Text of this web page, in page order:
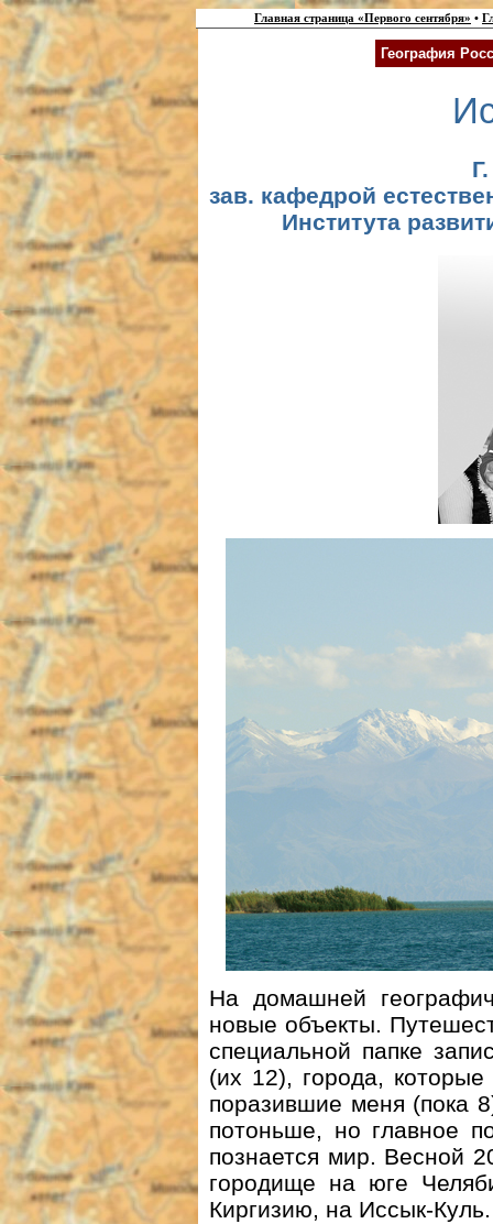
Главная страница «Первого сентября» •
География
зав. кафедрой
Института
На домашней
новые объекты.
специальной папке
(их 12), города,
поразившие меня (пока
потоньше, но главное
познается мир. Весной
городище на юге
Киргизию, на Иссык-Куль.